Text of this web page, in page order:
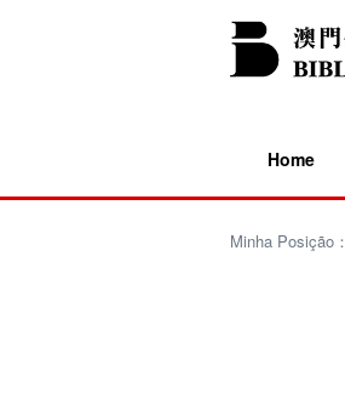
Home
Minha Posição：